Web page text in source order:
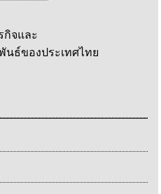
กิจและ
ธ์ของประเทศไทย